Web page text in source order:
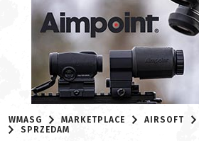
WMASG MARKETPLACE AIRSOFT
SPRZEDAM